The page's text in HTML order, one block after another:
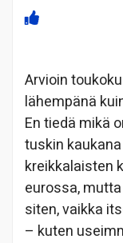
Arvioin
lähempänä
En tiedä mikä
tuskin
kreikkalaisten
eurossa,
siten, vaikka
– kuten